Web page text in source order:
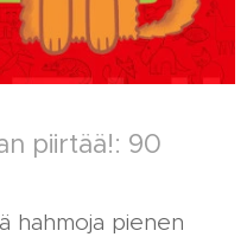
piirtää!: 90
hahmoja pienen